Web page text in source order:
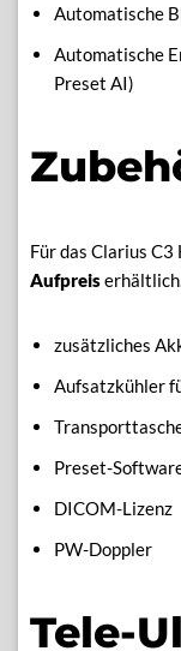
Automatische
Automatische
Preset AI)
Für das Clarius
Aufpreis
zusätzliches
Aufsatzkühler
Preset-
DICOM-Lizenz
PW-Doppler
Tele-